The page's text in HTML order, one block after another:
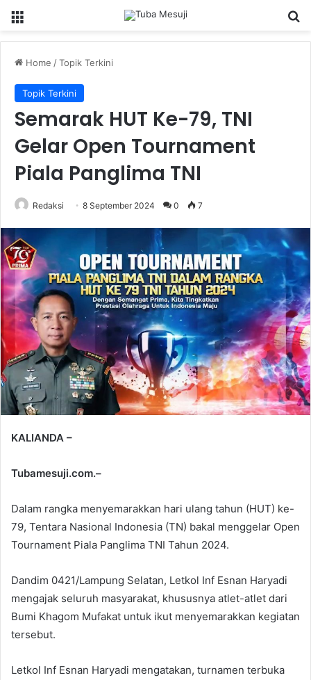
Home /Topik Terkini
Topik Terkini
Semarak HUT Ke-79, TNI
Gelar Open Tournament
Piala Panglima TNI
Redaksi 8 September 2024 0 7
KALIANDA –
Tubamesuji.com.–
Dalam rangka menyemarakkan hari ulang tahun (HUT) ke-
79, Tentara Nasional Indonesia (TN) bakal menggelar Open
Tournament Piala Panglima TNI Tahun 2024.
Dandim 0421/Lampung Selatan, Letkol Inf Esnan Haryadi
mengajak seluruh masyarakat, khususnya atlet-atlet dari
Bumi Khagom Mufakat untuk ikut menyemarakkan kegiatan
tersebut.
Letkol Inf Esnan Haryadi mengatakan, turnamen terbuka